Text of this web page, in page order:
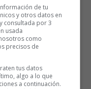
Reality
into the
de tu
y otros datos en
consultada por 3
usada
como
precisos de
tus datos
algo a lo que
a continuación.